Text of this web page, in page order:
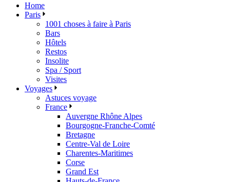
Home
Paris
1001 choses à faire à Paris
Bars
Hôtels
Restos
Insolite
Spa / Sport
Visites
Voyages
Astuces voyage
France
Auvergne Rhône Alpes
Bourgogne-Franche-Comté
Bretagne
Centre-Val de Loire
Charentes-Maritimes
Corse
Grand Est